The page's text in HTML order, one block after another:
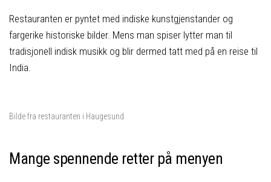
Restauranten er pyntet med indiske kunstgjenstander og
fargerike historiske bilder. Mens man spiser lytter man til
tradisjonell indisk musikk og blir dermed tatt med på en reise til
India.
Bilde fra restauranten i Haugesund
Mange spennende retter på menyen